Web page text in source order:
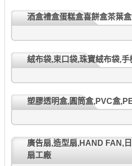
酒盒禮盒蛋糕盒喜餅盒茶葉
絨布袋,束口袋,珠寶絨布袋,
塑膠透明盒,圓筒盒,PVC盒
廣告扇,造型扇,HAND FAN,
扇工廠